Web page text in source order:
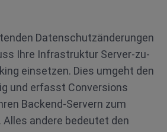
Datenschutzänderungen
Ihre Infrastruktur Server-zu-
einsetzen. Dies umgeht den
und erfasst Conversions
Backend-Servern zum
andere bedeutet den